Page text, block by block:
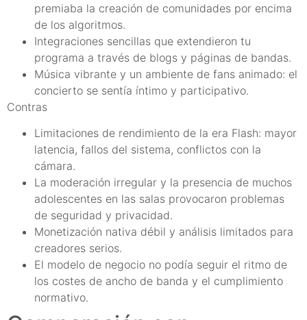
premiaba la creación de comunidades por encima
de los algoritmos.
Integraciones sencillas que extendieron tu
programa a través de blogs y páginas de bandas.
Música vibrante y un ambiente de fans animado: el
concierto se sentía íntimo y participativo.
Contras
Limitaciones de rendimiento de la era Flash: mayor
latencia, fallos del sistema, conflictos con la
cámara.
La moderación irregular y la presencia de muchos
adolescentes en las salas provocaron problemas
de seguridad y privacidad.
Monetización nativa débil y análisis limitados para
creadores serios.
El modelo de negocio no podía seguir el ritmo de
los costes de ancho de banda y el cumplimiento
normativo.